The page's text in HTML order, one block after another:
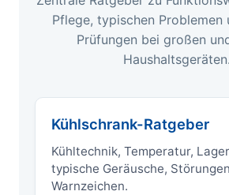
Pflege, typischen Problemen
Prüfungen bei großen
Haushaltsgeräten.
Kühlschrank-Ratgeber
Kühltechnik, Temperatur,
typische Geräusche,
Warnzeichen.